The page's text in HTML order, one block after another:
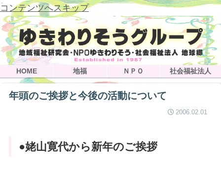
コンテンツへスキップ
HOME 地福 ＮＰＯ 社会福祉法人
年頭のご挨拶と今後の活動について
2006.02.01
●姥山寛代から新年のご挨拶